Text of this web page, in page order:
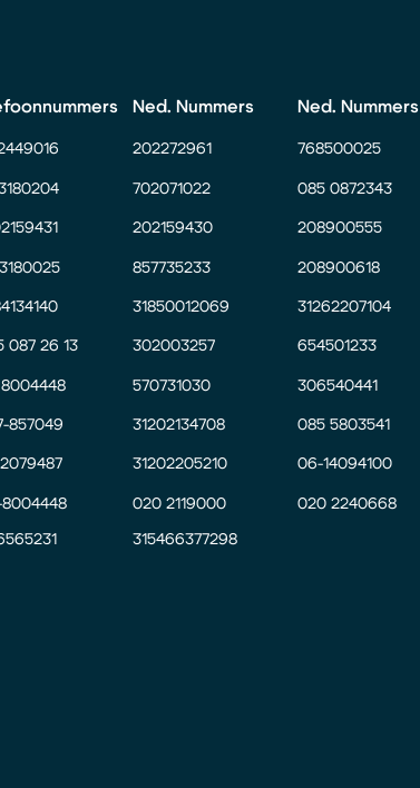
087 26 13
857049
Ned. Nummers
202272961
702071022
202159430
857735233
31850012069
302003257
570731030
31202134708
31202205210
020 2119000
315466377298
Ned. Nummers
768500025
085 0872343
208900555
208900618
31262207104
654501233
306540441
085 5803541
06-14094100
020 2240668